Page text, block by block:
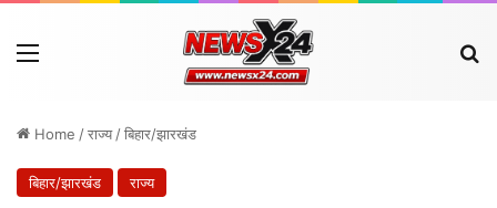
Menu
Home /राज्य /बिहार/झारखंड
बिहार/झारखंड राज्य